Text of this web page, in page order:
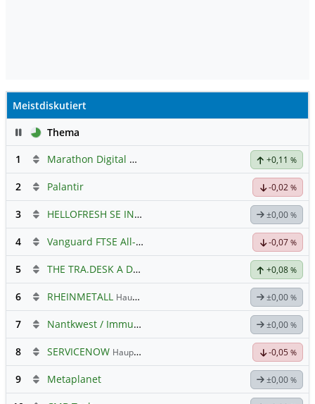
Meistdiskutiert
PauseThema
1
Marathon Digital Holdings +0,11 %
2 Palantir -0,02 %
3 HELLOFRESH SE INH O.N. ±0,00 %
4 Vanguard FTSE All-World ETF $ Cap Hauptdiskussion
-0,07 %
5 THE TRA.DESK A DL-,000001 +0,08 %
6 RHEINMETALL Hauptdiskussion ±0,00 %
7 Nantkwest / Immunitybio -> IBRX ±0,00 %
8 SERVICENOW Hauptdiskussion -0,05 %
9 Metaplanet ±0,00 %